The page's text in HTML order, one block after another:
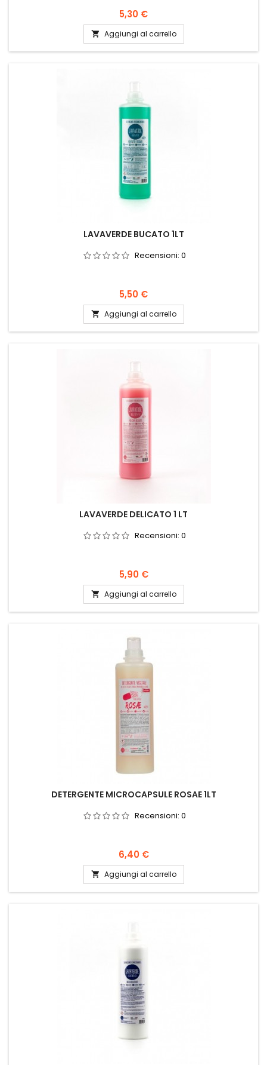
Prezzo
5,30 €
 Aggiungi al carrello
LAVAVERDE BUCATO 1LT
Recensioni: 0
Prezzo
5,50 €
 Aggiungi al carrello
LAVAVERDE DELICATO 1 LT
Recensioni: 0
Prezzo
5,90 €
 Aggiungi al carrello
DETERGENTE MICROCAPSULE ROSAE 1LT
Recensioni: 0
Prezzo
6,40 €
 Aggiungi al carrello